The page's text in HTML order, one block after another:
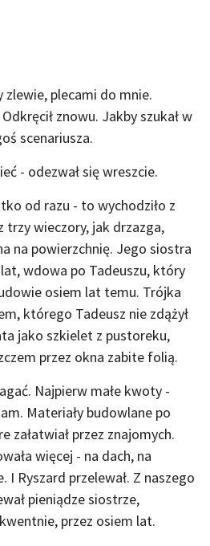
zlewie, plecami do mnie.
znowu. Jakby szukał w
scenariusza.
- odezwał się wreszcie.
od razu - to wychodziło z
trzy wieczory, jak drzazga,
na powierzchnię. Jego siostra
wdowa po Tadeuszu, który
osiem lat temu. Trójka
którego Tadeusz nie zdążył
jako szkielet z pustoreku,
przez okna zabite folią.
Najpierw małe kwoty -
Materiały budowlane po
załatwiał przez znajomych.
więcej - na dach, na
I Ryszard przelewał. Z naszego
pieniądze siostrze,
przez osiem lat.